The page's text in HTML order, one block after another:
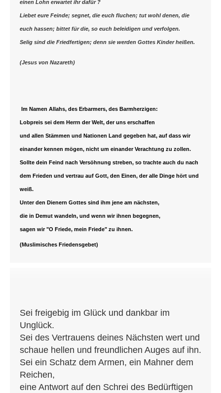
einen Lohn erwartet ihr dafür ?
Liebet eure Feinde; segnet, die euch fluchen; tut wohl denen, die
euch hassen; bittet für die, so euch beleidigen und verfolgen.
Selig sind die Friedfertigen; denn sie werden Gottes Kinder heißen.
(Jesus von Nazareth)
Im Namen Allahs, des Erbarmers, des Barmherzigen:
Lobpreis sei dem Herrn der Welt, der uns erschaffen
und allen Stämmen und Nationen Land gegeben hat, auf dass wir
einander kennen mögen, nicht um einander Verachtung zu zollen.
Sollte dein Feind nach Versöhnung streben, so trachte auch du nach
dem Frieden und vertrau auf Gott, den Einen, der alle Dinge hört und
weiß.
Unter den Dienern Gottes sind ihm jene am nächsten,
die in Demut wandeln, und wenn wir ihnen begegnen,
sagen wir "O Friede, mein Friede" zu ihnen.
(Muslimisches Friedensgebet)
Sei freigebig im Glück und dankbar im
Unglück.
Sei des Vertrauens deines Nächsten wert und
schaue hellen und freundlichen Auges auf ihn.
Sei ein Schatz dem Armen, ein Mahner dem
Reichen,
eine Antwort auf den Schrei des Bedürftigen